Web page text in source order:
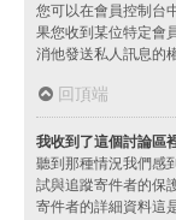
您可以在會員控制台
果您收到某位特定會
消他發送私人訊息的
回頂端
我收到了這個討論區
聽到那種情況我們感
試與追蹤寄件者的保
寄件者的詳細資料這